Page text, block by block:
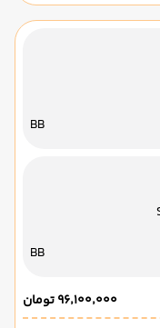
BB
BB
۹۶٬۱۰۰٬۰۰۰ تومان